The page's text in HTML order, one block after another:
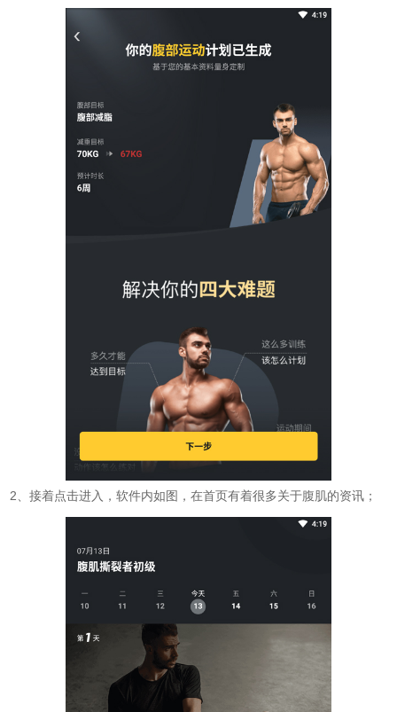
2、接着点击进入，软件内如图，在首页有着很多关于腹肌的资讯；